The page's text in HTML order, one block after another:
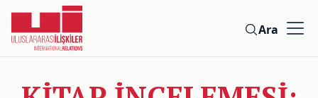
Ara